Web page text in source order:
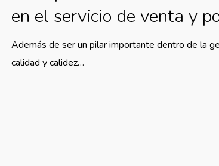
en el servicio de venta y
Además de ser un pilar importante dentro de la
calidad y calidez…